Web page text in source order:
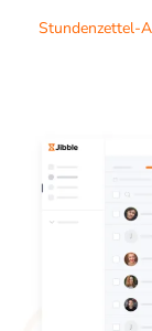
Stundenzettel-